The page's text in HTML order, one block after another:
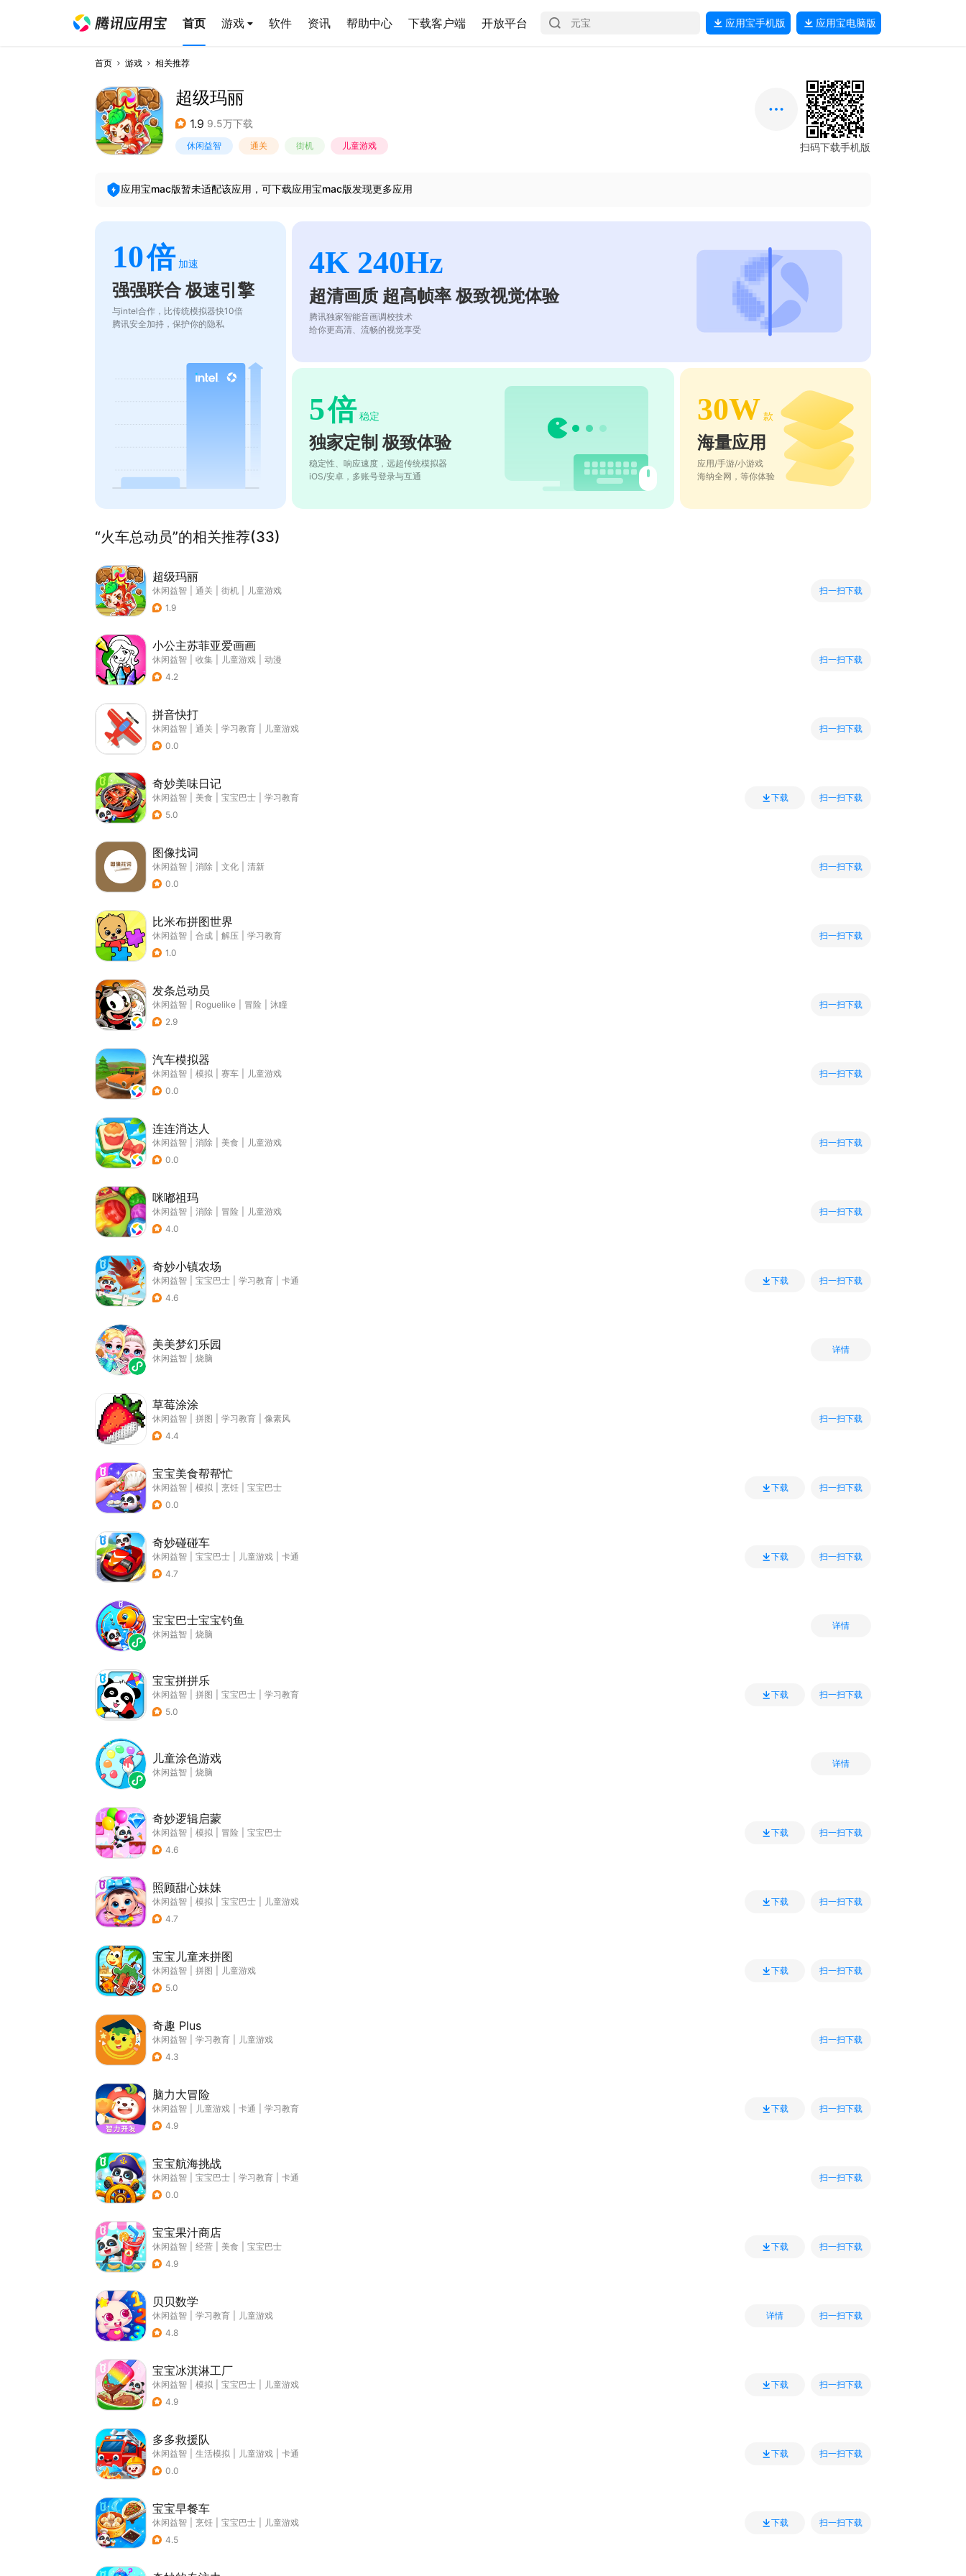
首页 游戏 软件 资讯 帮助中心 下载客户端 开放平台 应用宝手机版 应用宝电脑版
首页 游戏 相关推荐
超级玛丽
1.9 9.5万下载
休闲益智 通关 街机 儿童游戏 扫码下载手机版
应用宝mac版暂未适配该应用，可下载应用宝mac版发现更多应用
10倍 加速
强强联合 极速引擎
与intel合作，比传统模拟器快10倍
腾讯安全加持，保护你的隐私
4K 240Hz
超清画质 超高帧率 极致视觉体验
腾讯独家智能音画调校技术
给你更高清、流畅的视觉享受
5倍 稳定
独家定制 极致体验
稳定性、响应速度，远超传统模拟器
iOS/安卓，多账号登录与互通
30W 款
海量应用
应用/手游/小游戏
海纳全网，等你体验
“火车总动员”的相关推荐(33)
超级玛丽
休闲益智 通关 街机
儿童游戏
1.9
扫一扫下载
小公主苏菲亚爱画画
休闲益智 收集 儿童游戏
动漫
4.2
扫一扫下载
拼音快打
休闲益智 通关 学习教育
儿童游戏
0.0
扫一扫下载
奇妙美味日记
休闲益智 美食 宝宝巴士
学习教育
5.0
下载 扫一扫下载
图像找词
休闲益智 消除 文化
清新
0.0
扫一扫下载
比米布拼图世界
休闲益智 合成 解压
学习教育
1.0
扫一扫下载
发条总动员
休闲益智 Roguelike 冒险
沐瞳
2.9
扫一扫下载
汽车模拟器
休闲益智 模拟 赛车
儿童游戏
0.0
扫一扫下载
连连消达人
休闲益智 消除 美食
儿童游戏
0.0
扫一扫下载
咪嘟祖玛
休闲益智 消除 冒险
儿童游戏
4.0
扫一扫下载
奇妙小镇农场
休闲益智 宝宝巴士 学习教育
卡通
4.6
下载 扫一扫下载
美美梦幻乐园
休闲益智 烧脑
详情
草莓涂涂
休闲益智 拼图 学习教育
像素风
4.4
扫一扫下载
宝宝美食帮帮忙
休闲益智 模拟 烹饪
宝宝巴士
0.0
下载 扫一扫下载
奇妙碰碰车
休闲益智 宝宝巴士 儿童游戏
卡通
4.7
下载 扫一扫下载
宝宝巴士宝宝钓鱼
休闲益智 烧脑
详情
宝宝拼拼乐
休闲益智 拼图 宝宝巴士
学习教育
5.0
下载 扫一扫下载
儿童涂色游戏
休闲益智 烧脑
详情
奇妙逻辑启蒙
休闲益智 模拟 冒险
宝宝巴士
4.6
下载 扫一扫下载
照顾甜心妹妹
休闲益智 模拟 宝宝巴士
儿童游戏
4.7
下载 扫一扫下载
宝宝儿童来拼图
休闲益智 拼图
儿童游戏
5.0
下载 扫一扫下载
奇趣 Plus
休闲益智 学习教育
儿童游戏
4.3
扫一扫下载
脑力大冒险
休闲益智 儿童游戏 卡通
学习教育
4.9
下载 扫一扫下载
宝宝航海挑战
休闲益智 宝宝巴士 学习教育
卡通
0.0
扫一扫下载
宝宝果汁商店
休闲益智 经营 美食
宝宝巴士
4.9
下载 扫一扫下载
贝贝数学
休闲益智 学习教育
儿童游戏
4.8
详情 扫一扫下载
宝宝冰淇淋工厂
休闲益智 模拟 宝宝巴士
儿童游戏
4.9
下载 扫一扫下载
多多救援队
休闲益智 生活模拟 儿童游戏
卡通
0.0
下载 扫一扫下载
宝宝早餐车
休闲益智 烹饪 宝宝巴士
儿童游戏
4.5
下载 扫一扫下载